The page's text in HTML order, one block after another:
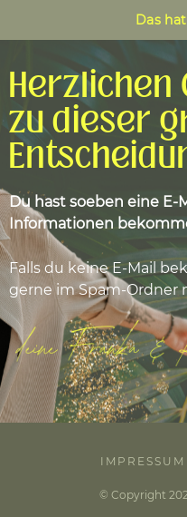
Das
Herzlichen
zu dieser
Du hast soeben eine
Informationen
Falls du keine E-Mail
gerne im Spam-Ordner
IMPRESSUM
© Copyright